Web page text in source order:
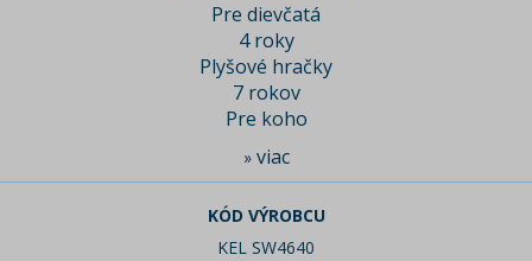
Pre dievčatá
4 roky
Plyšové hračky
7 rokov
Pre koho
» viac
KÓD VÝROBCU
KEL SW4640